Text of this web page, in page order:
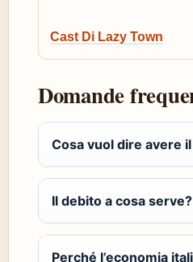
Cast Di Lazy Town
Domande
Cosa vuol dire avere
Il debito a cosa serve?
Perché l’economia